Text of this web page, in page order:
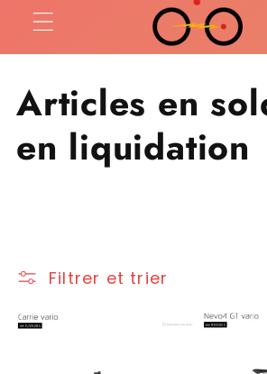
Collection:
Articles en
en liquidation
Filtrer et trier